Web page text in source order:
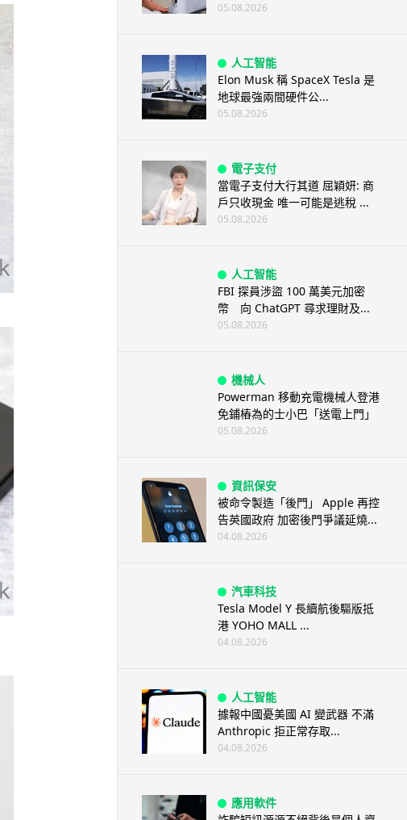
05.08.2026
人工智能
Elon Musk 稱 SpaceX Tesla 是
地球最強兩間硬件公...
05.08.2026
電子支付
當電子支付大行其道 屈穎妍: 商
戶只收現金 唯一可能是逃稅 ...
05.08.2026
人工智能
FBI 探員涉盜 100 萬美元加密
幣 向 ChatGPT 尋求理財及...
05.08.2026
機械人
Powerman 移動充電機械人登港
免鋪樁為的士小巴「送電上門」
05.08.2026
資訊保安
被命令製造「後門」 Apple 再控
告英國政府 加密後門爭議延燒...
04.08.2026
汽車科技
Tesla Model Y 長續航後驅版抵
港 YOHO MALL ...
04.08.2026
人工智能
據報中國憂美國 AI 變武器 不滿
Anthropic 拒正常存取...
04.08.2026
應用軟件